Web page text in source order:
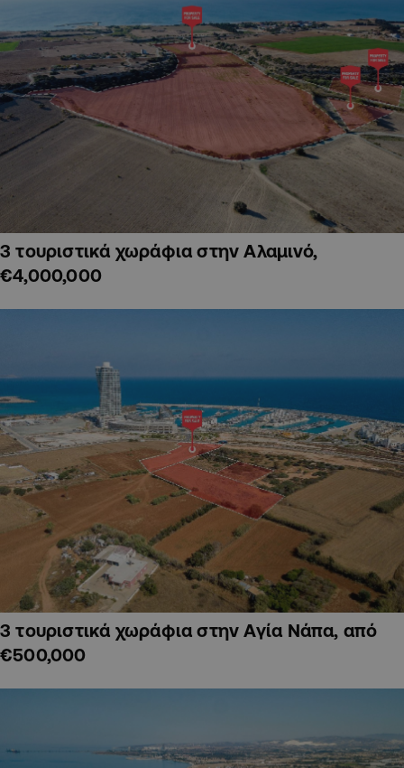
3 τουριστικά χωράφια στην Αλαμινό,
€4,000,000
3 τουριστικά χωράφια στην Αγία Νάπα, από
€500,000